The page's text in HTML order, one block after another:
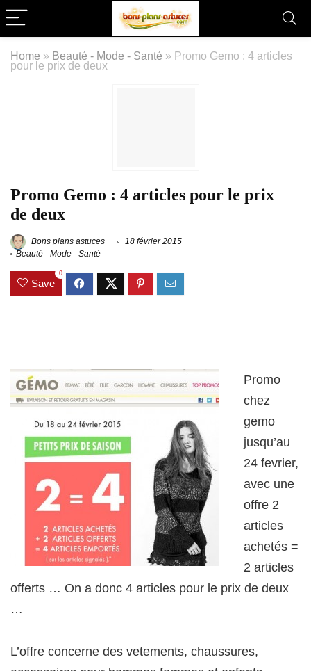
Home » Beauté - Mode - Santé » Promo Gemo : 4 articles
pour le prix de deux
Promo Gemo : 4 articles pour le prix
de deux
Bons plans astuces
18 février 2015
Beauté - Mode - Santé
Save
0
Promo
chez
gemo
jusqu’au
24 fevrier,
avec une
offre 2
articles
achetés =
2 articles
offerts … On a donc 4 articles pour le prix de deux
…
L’offre concerne des vetements, chaussures,